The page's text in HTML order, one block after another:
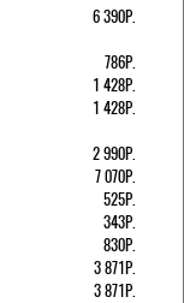
6 390Р.
786Р.
1 428Р.
1 428Р.
2 990Р.
7 070Р.
525Р.
343Р.
830Р.
3 871Р.
3 871Р.